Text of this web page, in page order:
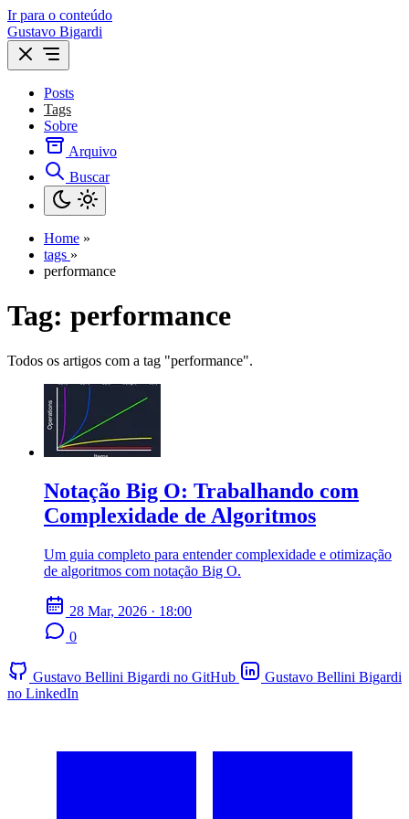
Ir para o conteúdo
Gustavo Bigardi
Posts
Tags
Sobre
Arquivo
Buscar
Home »
tags »
performance
Tag: performance
Todos os artigos com a tag "performance".
Notação Big O: Trabalhando com
Complexidade de Algoritmos
Um guia completo para entender complexidade e otimização
de algoritmos com notação Big O.
28 Mar, 2026 · 18:00
0
Gustavo Bellini Bigardi no GitHub
Gustavo Bellini Bigardi
no LinkedIn